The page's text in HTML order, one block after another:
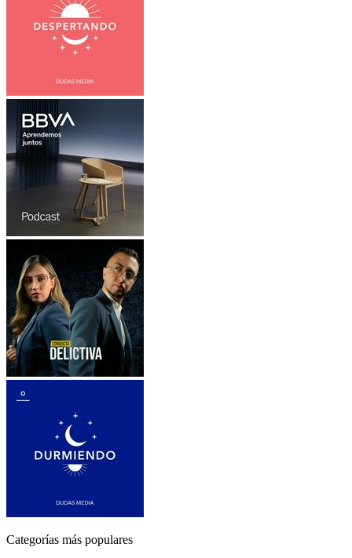
Categorías más populares